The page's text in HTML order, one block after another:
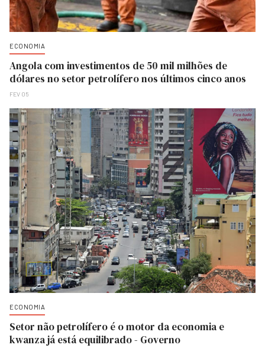
ECONOMIA
Angola com investimentos de 50 mil milhões de
dólares no setor petrolífero nos últimos cinco anos
FEV 05
ECONOMIA
Setor não petrolífero é o motor da economia e
kwanza já está equilibrado - Governo